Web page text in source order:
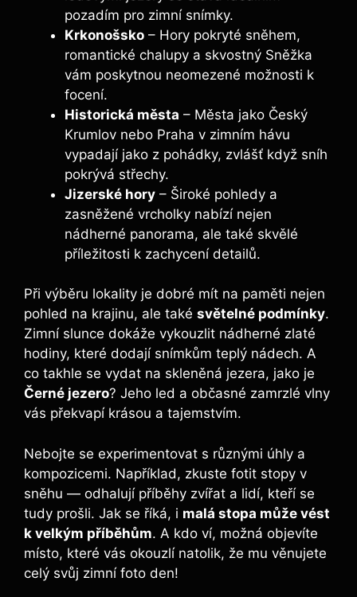
pozadím pro zimní snímky.
Krkonošsko – Hory pokryté sněhem,
romantické chalupy a skvostný Sněžka
vám poskytnou neomezené možnosti k
focení.
Historická města – Města jako Český
Krumlov nebo Praha v zimním hávu
vypadají jako z pohádky, zvlášť když sníh
pokrývá střechy.
Jizerské hory – Široké pohledy a
zasněžené vrcholky nabízí nejen
nádherné panorama, ale také skvělé
příležitosti k zachycení detailů.
Při výběru lokality je dobré mít na paměti nejen
pohled na krajinu, ale také světelné podmínky.
Zimní slunce dokáže vykouzlit nádherné zlaté
hodiny, které dodají snímkům teplý nádech. A
co takhle se vydat na skleněná jezera, jako je
Černé jezero? Jeho led a občasné zamrzlé vlny
vás překvapí krásou a tajemstvím.
Nebojte se experimentovat s různými úhly a
kompozicemi. Například, zkuste fotit stopy v
sněhu — odhalují příběhy zvířat a lidí, kteří se
tudy prošli. Jak se říká, i malá stopa může vést
k velkým příběhům. A kdo ví, možná objevíte
místo, které vás okouzlí natolik, že mu věnujete
celý svůj zimní foto den!